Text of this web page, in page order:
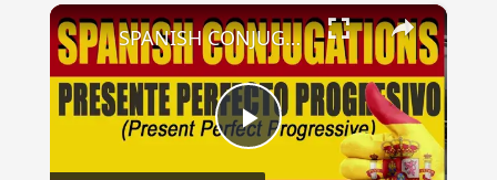
×
Play
SPANISH CONJUGATIONS: Present Perfect Progressive (Presente Perfecto Progresivo)